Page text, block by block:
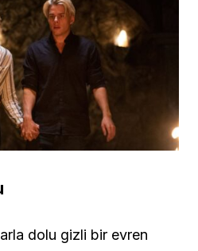
dolu gizli bir evren